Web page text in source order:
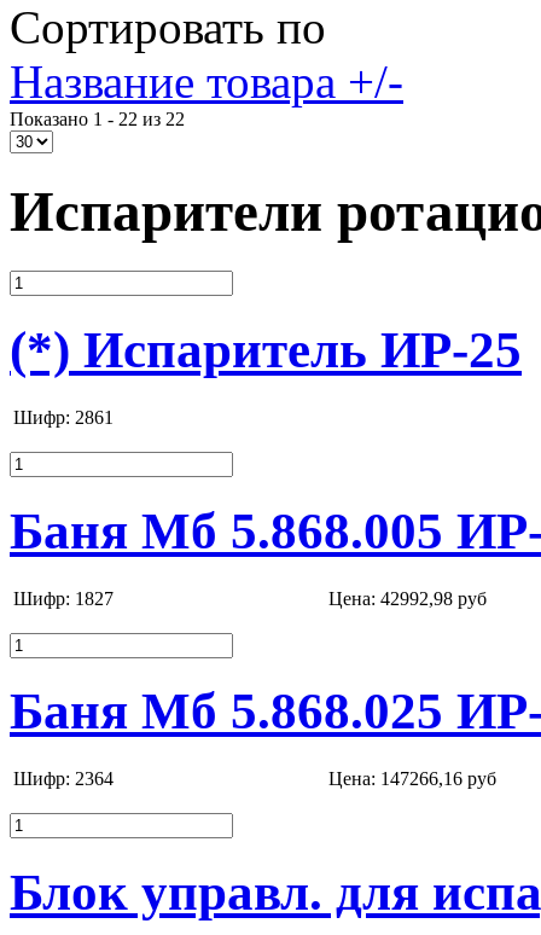
Сортировать по
Название товара +/-
Показано 1 - 22 из 22
Испарители
(*) Испаритель ИР-25
Шифр: 2861
Баня Мб 5.868.005
Шифр: 1827 Цена: 42992,98 руб
Баня Мб 5.868.025
Шифр: 2364 Цена: 147266,16 руб
Блок управл. для